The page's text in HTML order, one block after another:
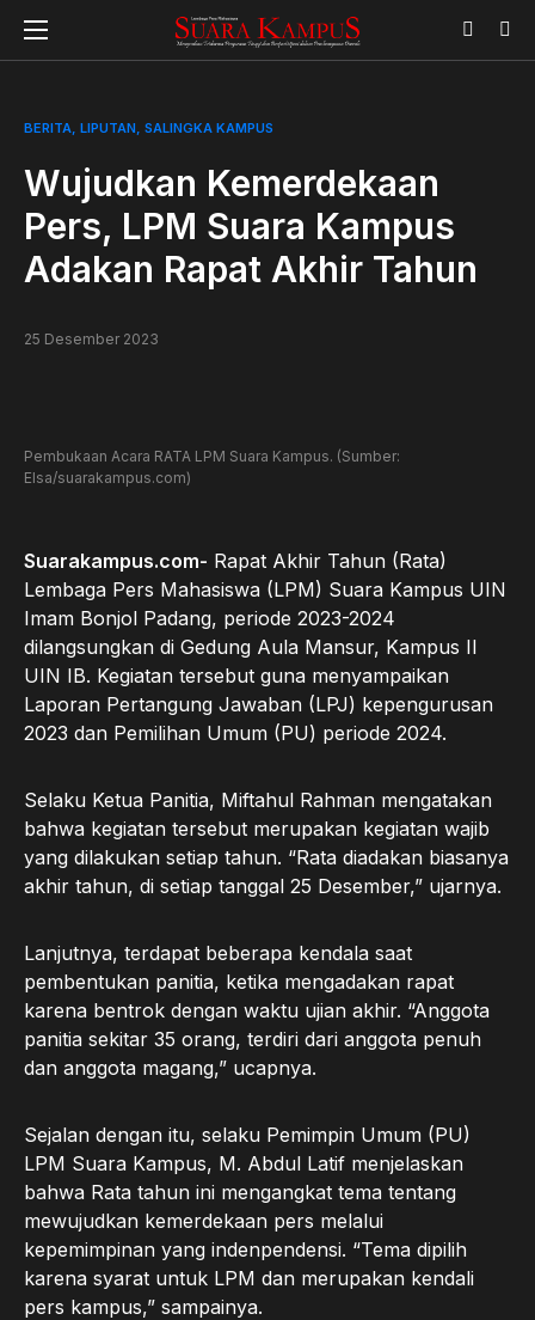
BERITA LIPUTAN SALINGKA KAMPUS
Wujudkan Kemerdekaan
Pers, LPM Suara Kampus
Adakan Rapat Akhir Tahun
25 Desember 2023
Pembukaan Acara RATA LPM Suara Kampus. (Sumber:
Elsa/suarakampus.com)
Suarakampus.com- Rapat Akhir Tahun (Rata)
Lembaga Pers Mahasiswa (LPM) Suara Kampus UIN
Imam Bonjol Padang, periode 2023-2024
dilangsungkan di Gedung Aula Mansur, Kampus II
UIN IB. Kegiatan tersebut guna menyampaikan
Laporan Pertangung Jawaban (LPJ) kepengurusan
2023 dan Pemilihan Umum (PU) periode 2024.
Selaku Ketua Panitia, Miftahul Rahman mengatakan
bahwa kegiatan tersebut merupakan kegiatan wajib
yang dilakukan setiap tahun. “Rata diadakan biasanya
akhir tahun, di setiap tanggal 25 Desember,” ujarnya.
Lanjutnya, terdapat beberapa kendala saat
pembentukan panitia, ketika mengadakan rapat
karena bentrok dengan waktu ujian akhir. “Anggota
panitia sekitar 35 orang, terdiri dari anggota penuh
dan anggota magang,” ucapnya.
Sejalan dengan itu, selaku Pemimpin Umum (PU)
LPM Suara Kampus, M. Abdul Latif menjelaskan
bahwa Rata tahun ini mengangkat tema tentang
mewujudkan kemerdekaan pers melalui
kepemimpinan yang indenpendensi. “Tema dipilih
karena syarat untuk LPM dan merupakan kendali
pers kampus,” sampainya.